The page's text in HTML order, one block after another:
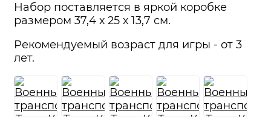
Набор поставляется в яркой коробке
размером 37,4 х 25 х 13,7 см.
Рекомендуемый возраст для игры - от 3
лет.